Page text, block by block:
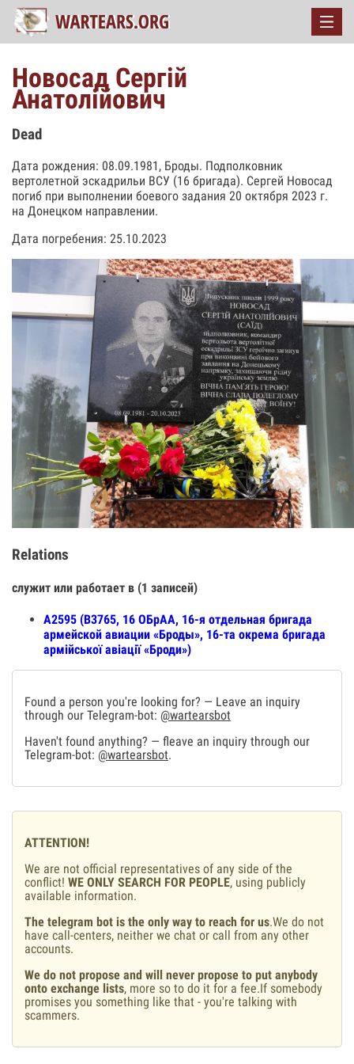
Новосад Сергій
Анатолійович
Dead
Дата рождения: 08.09.1981, Броды. Подполковник
вертолетной эскадрильи ВСУ (16 бригада). Сергей Новосад
погиб при выполнении боевого задания 20 октября 2023 г.
на Донецком направлении.
Дата погребения: 25.10.2023
Relations
служит или работает в (1 записей)
А2595 (В3765, 16 ОБрАА, 16-я отдельная бригада
армейской авиации «Броды», 16-та окрема бригада
армійської авіації «Броди»)
Found a person you're looking for? — Leave an inquiry
through our Telegram-bot: @wartearsbot
Haven't found anything? — fleave an inquiry through our
Telegram-bot: @wartearsbot.
ATTENTION!
We are not official representatives of any side of the
conflict! WE ONLY SEARCH FOR PEOPLE, using publicly
available information.
The telegram bot is the only way to reach for us.We do not
have call-centers, neither we chat or call from any other
accounts.
We do not propose and will never propose to put anybody
onto exchange lists, more so to do it for a fee.If somebody
promises you something like that - you're talking with
scammers.